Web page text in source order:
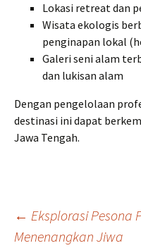
Lokasi retreat dan
Wisata ekologis
penginapan lokal
Galeri seni alam
dan lukisan alam
Dengan pengelolaan
destinasi ini dapat
Jawa Tengah.
Navigasi
← Eksplorasi Pesona
Menenangkan Jiwa